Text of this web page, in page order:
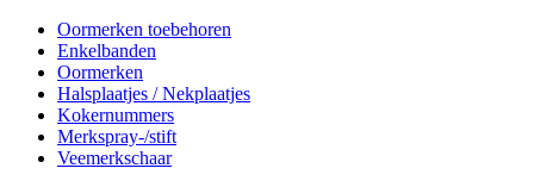
Oormerken toebehoren
Enkelbanden
Oormerken
Halsplaatjes / Nekplaatjes
Kokernummers
Merkspray-/stift
Veemerkschaar